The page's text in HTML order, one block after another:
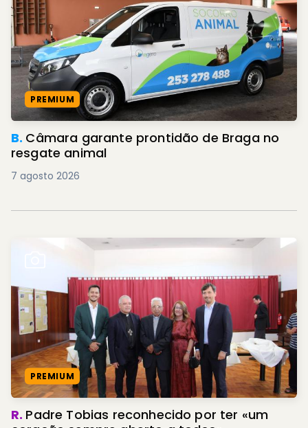
PREMIUM
B. Câmara garante prontidão de Braga no
resgate animal
7 agosto 2026
PREMIUM
R. Padre Tobias reconhecido por ter «um